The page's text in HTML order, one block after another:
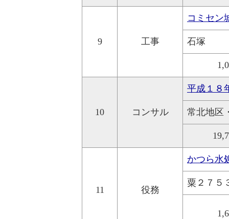
9 工事
コミセン
石塚
10 コンサル
平成１８
常北地区
11 役務
かつら水
粟２７５